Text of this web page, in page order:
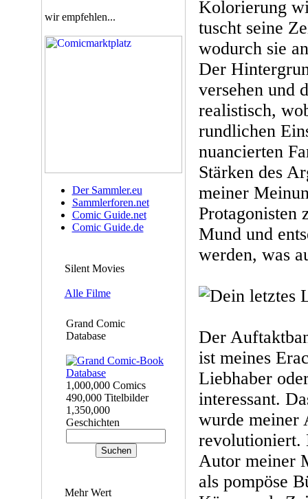
wir empfehlen...
Der Sammler.eu
Sammlerforen.net
Comic Guide.net
Comic Guide.de
Silent Movies
Alle Filme
Grand Comic
Database
1,000,000 Comics
490,000 Titelbilder
1,350,000
Geschichten
Mehr Wert
Kolorierung
tuscht seine
wodurch sie
Der
versehen und
realistisch,
rundlichen
nuancierten
Stärken des
meiner
Protagonisten
Mund und
werden, was
Der
ist meines
Liebhaber
interessant.
wurde meiner
revolutioniert.
Autor meiner
als pompöse